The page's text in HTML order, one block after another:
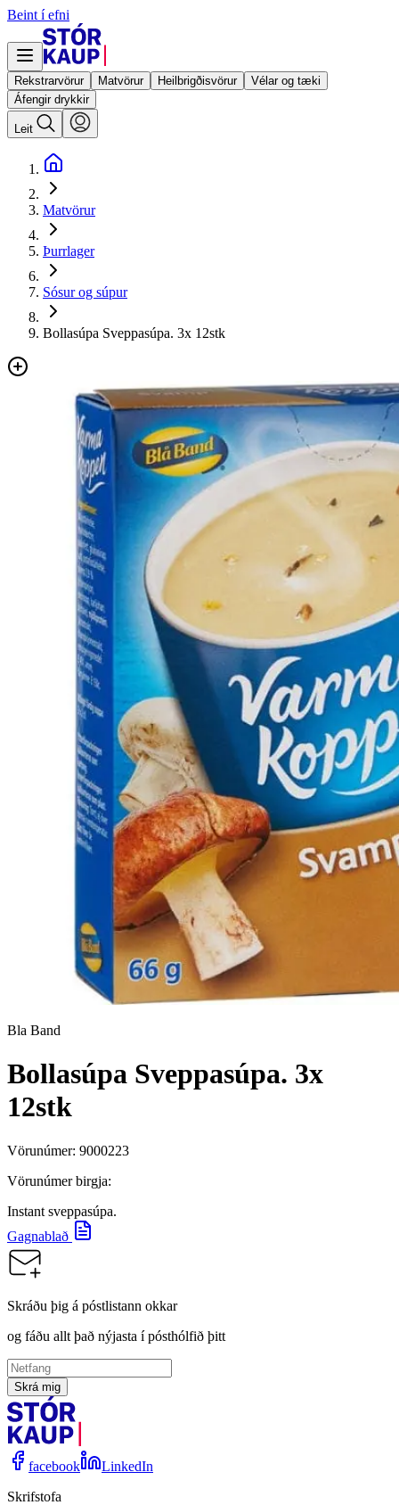
Beint í efni
Rekstrarvörur Matvörur Heilbrigðisvörur
Vélar og tæki
Áfengir drykkir
Leit
Matvörur
Þurrlager
Sósur og súpur
Bollasúpa Sveppasúpa. 3x 12stk
Bla Band
Bollasúpa Sveppasúpa. 3x
12stk
Vörunúmer: 9000223
Vörunúmer birgja:
Instant sveppasúpa.
Gagnablað
Skráðu þig á póstlistann okkar
og fáðu allt það nýjasta í pósthólfið þitt
Skrá mig
facebook
LinkedIn
Skrifstofa